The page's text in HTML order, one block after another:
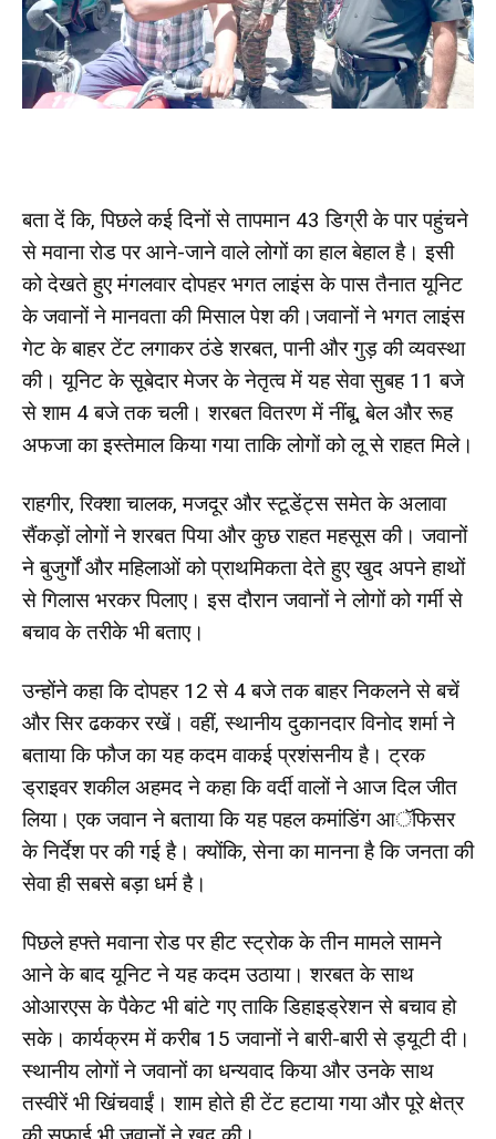
बता दें कि, पिछले कई दिनों से तापमान 43 डिग्री के पार पहुंचने
से मवाना रोड पर आने-जाने वाले लोगों का हाल बेहाल है। इसी
को देखते हुए मंगलवार दोपहर भगत लाइंस के पास तैनात यूनिट
के जवानों ने मानवता की मिसाल पेश की।जवानों ने भगत लाइंस
गेट के बाहर टेंट लगाकर ठंडे शरबत, पानी और गुड़ की व्यवस्था
की। यूनिट के सूबेदार मेजर के नेतृत्व में यह सेवा सुबह 11 बजे
से शाम 4 बजे तक चली। शरबत वितरण में नींबू, बेल और रूह
अफजा का इस्तेमाल किया गया ताकि लोगों को लू से राहत मिले।
राहगीर, रिक्शा चालक, मजदूर और स्टूडेंट्स समेत के अलावा
सैंकड़ों लोगों ने शरबत पिया और कुछ राहत महसूस की। जवानों
ने बुजुर्गों और महिलाओं को प्राथमिकता देते हुए खुद अपने हाथों
से गिलास भरकर पिलाए। इस दौरान जवानों ने लोगों को गर्मी से
बचाव के तरीके भी बताए।
उन्होंने कहा कि दोपहर 12 से 4 बजे तक बाहर निकलने से बचें
और सिर ढककर रखें। वहीं, स्थानीय दुकानदार विनोद शर्मा ने
बताया कि फौज का यह कदम वाकई प्रशंसनीय है। ट्रक
ड्राइवर शकील अहमद ने कहा कि वर्दी वालों ने आज दिल जीत
लिया। एक जवान ने बताया कि यह पहल कमांडिंग आॅफिसर
के निर्देश पर की गई है। क्योंकि, सेना का मानना है कि जनता की
सेवा ही सबसे बड़ा धर्म है।
पिछले हफ्ते मवाना रोड पर हीट स्ट्रोक के तीन मामले सामने
आने के बाद यूनिट ने यह कदम उठाया। शरबत के साथ
ओआरएस के पैकेट भी बांटे गए ताकि डिहाइड्रेशन से बचाव हो
सके। कार्यक्रम में करीब 15 जवानों ने बारी-बारी से ड्यूटी दी।
स्थानीय लोगों ने जवानों का धन्यवाद किया और उनके साथ
तस्वीरें भी खिंचवाईं। शाम होते ही टेंट हटाया गया और पूरे क्षेत्र